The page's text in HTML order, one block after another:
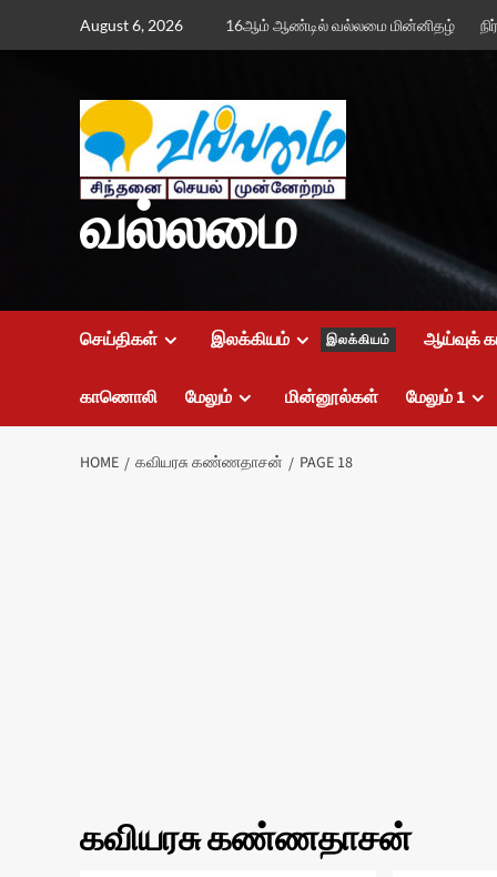
August 6, 2026 16ஆம் ஆண்டில் வல்லமை மின்னிதழ்
வல்லமை
செய்திகள் இலக்கியம் இலக்கியம் ஆய்வுக்
காணொலி மேலும் மின்னூல்கள் மேலும் 1
HOME கவியரசு கண்ணதாசன் PAGE 18
கவியரசு கண்ணதாசன்